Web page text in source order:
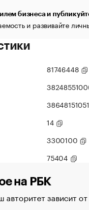
бизнеса и
и развивайте
81746448
38648151051
14
3300100
75404
на РБК
авторитет зависит